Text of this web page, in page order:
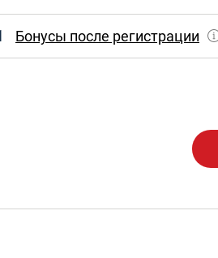
Бонусы после регистрации